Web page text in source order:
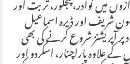
میں گوادر، پنجگور، تربت اور
شریف اور ڈیرہ اسماعیل
پر آپریشنز شروع کرنے کی بھی
علاوہ پاراچنار، اسکردو اور